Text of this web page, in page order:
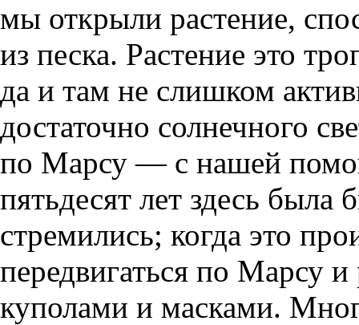
мы открыли растение,
из песка. Растение это
да и там не слишком
достаточно солнечного
по Марсу — с нашей
пятьдесят лет здесь
стремились; когда это
передвигаться по Марсу
куполами и масками.